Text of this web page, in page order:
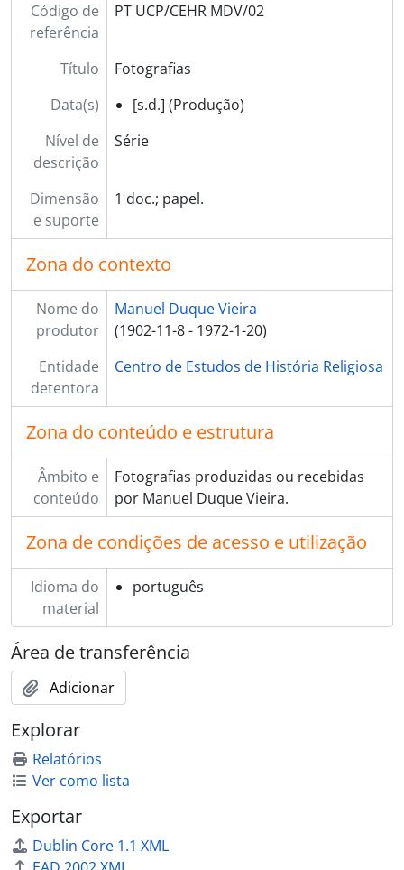
Código de
referência
PT UCP/CEHR MDV/02
Título
Fotografias
Data(s)
[s.d.] (Produção)
Nível de
descrição
Série
Dimensão
e suporte
1 doc.; papel.
Zona do contexto
Nome do
produtor
Manuel Duque Vieira
(1902-11-8 - 1972-1-20)
Entidade
detentora
Centro de Estudos de História Religiosa
Zona do conteúdo e estrutura
Âmbito e
conteúdo
Fotografias produzidas ou recebidas
por Manuel Duque Vieira.
Zona de condições de acesso e utilização
Idioma do
material
português
Área de transferência
Adicionar
Explorar
Relatórios
Ver como lista
Exportar
Dublin Core 1.1 XML